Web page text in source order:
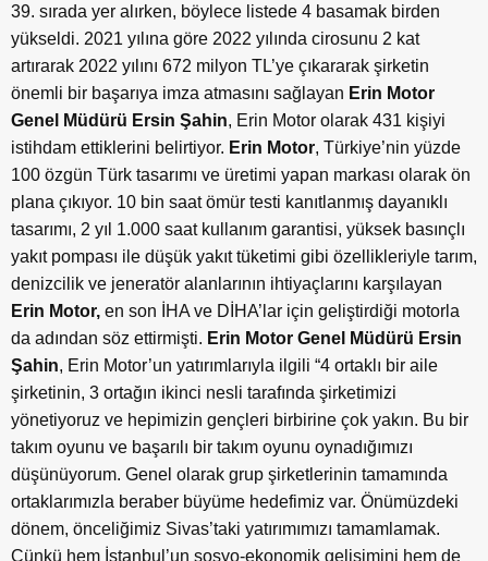
39. sırada yer alırken, böylece listede 4 basamak birden
yükseldi. 2021 yılına göre 2022 yılında cirosunu 2 kat
artırarak 2022 yılını 672 milyon TL’ye çıkararak şirketin
önemli bir başarıya imza atmasını sağlayan Erin Motor
Genel Müdürü Ersin Şahin, Erin Motor olarak 431 kişiyi
istihdam ettiklerini belirtiyor. Erin Motor, Türkiye’nin yüzde
100 özgün Türk tasarımı ve üretimi yapan markası olarak ön
plana çıkıyor. 10 bin saat ömür testi kanıtlanmış dayanıklı
tasarımı, 2 yıl 1.000 saat kullanım garantisi, yüksek basınçlı
yakıt pompası ile düşük yakıt tüketimi gibi özellikleriyle tarım,
denizcilik ve jeneratör alanlarının ihtiyaçlarını karşılayan
Erin Motor, en son İHA ve DİHA’lar için geliştirdiği motorla
da adından söz ettirmişti. Erin Motor Genel Müdürü Ersin
Şahin, Erin Motor’un yatırımlarıyla ilgili “4 ortaklı bir aile
şirketinin, 3 ortağın ikinci nesli tarafında şirketimizi
yönetiyoruz ve hepimizin gençleri birbirine çok yakın. Bu bir
takım oyunu ve başarılı bir takım oyunu oynadığımızı
düşünüyorum. Genel olarak grup şirketlerinin tamamında
ortaklarımızla beraber büyüme hedefimiz var. Önümüzdeki
dönem, önceliğimiz Sivas’taki yatırımımızı tamamlamak.
Çünkü hem İstanbul’un sosyo-ekonomik gelişimini hem de